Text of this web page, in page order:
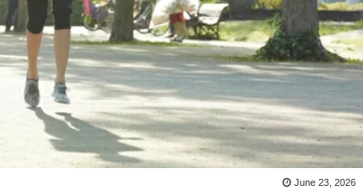
June 23, 2026